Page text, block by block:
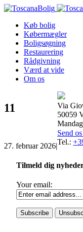
Køb bolig
Købermægler
Boligsøgning
Restaurering
Rådgivning
Værd at vide
Om os
11
27. februar 2026|
Tilmeld dig
Your email:
Via
50059
Send
Tel.: